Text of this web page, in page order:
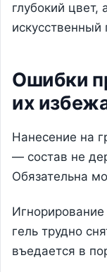
глубокий цвет,
искусственный
Ошибки
их
Нанесение на
— состав не
Обязательна
гель трудно
въедается в